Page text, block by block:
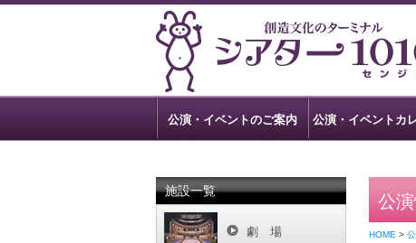
公演・イベントのご案内 公演・イベントカ
施設一覧
劇 場
公
HOME >